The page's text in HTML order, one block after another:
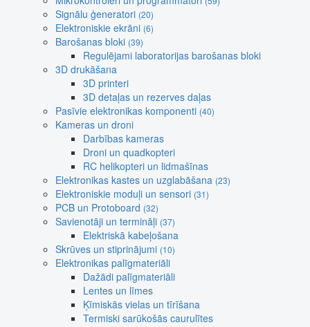
Signālu ģeneratori (20)
Elektroniskie ekrāni (6)
Barošanas bloki (39)
Regulējami laboratorijas barošanas bloki
3D drukāšana
3D printeri
3D detaļas un rezerves daļas
Pasīvie elektronikas komponenti (40)
Kameras un droni
Darbības kameras
Droni un quadkopteri
RC helikopteri un lidmašīnas
Elektronikas kastes un uzglabāšana (23)
Elektroniskie moduļi un sensori (31)
PCB un Protoboard (32)
Savienotāji un termināļi (37)
Elektriskā kabeļošana
Skrūves un stiprinājumi (10)
Elektronikas palīgmateriāli
Dažādi palīgmateriāli
Lentes un līmes
Ķīmiskās vielas un tīrīšana
Termiski sarūkošās caurulītes